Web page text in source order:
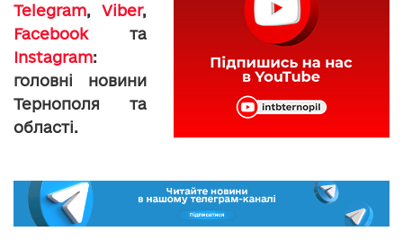
Telegram, Viber,
Facebookта
Instagram:
головні новини
Тернополя та
області.